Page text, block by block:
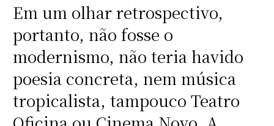
Em um olhar retrospectivo,
portanto, não fosse o
modernismo, não teria havido
poesia concreta, nem música
tropicalista, tampouco Teatro